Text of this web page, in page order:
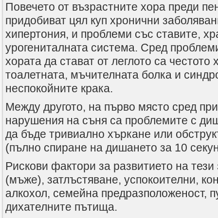
Повечето от възрастните хора преди
придобиват цял ​​куп хронични
хипертония, и проблеми със ставите,
урогениталната система. Сред
хората да стават от леглото са честото
тоалетната, мъчителната болка и
неспокойните крака.
Между другото, на първо място сред
нарушения на съня са проблемите с
да бъде тривиално хъркане или
(пълно спиране на дишането за 10
Рискови фактори за развитието на
(мъже), затлъстяване, успокоителни,
алкохол, семейна предразположеност,
дихателните пътища.